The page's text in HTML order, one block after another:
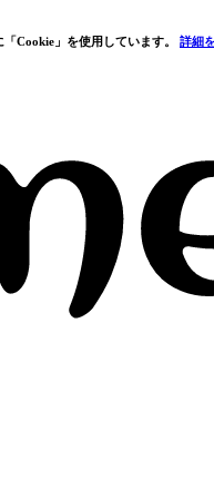
Cookie」を使用しています。 詳細